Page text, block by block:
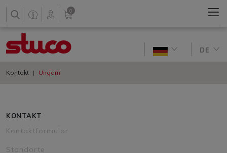
0
DE
Kontakt Ungarn
KONTAKT
Kontaktformular
Standorte